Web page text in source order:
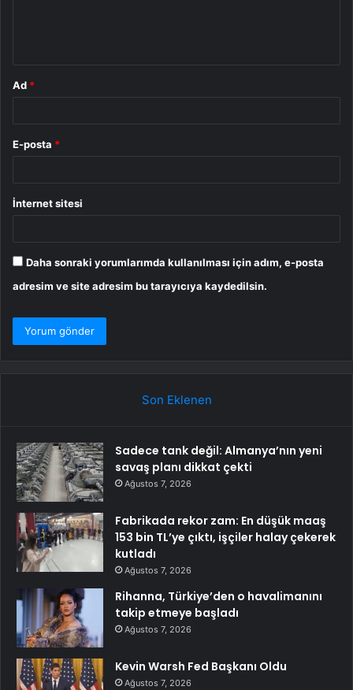
Ad *
E-posta *
İnternet sitesi
Daha sonraki yorumlarımda kullanılması için adım, e-posta
adresim ve site adresim bu tarayıcıya kaydedilsin.
Son Eklenen
Sadece tank değil: Almanya’nın yeni
savaş planı dikkat çekti
Ağustos 7, 2026
Fabrikada rekor zam: En düşük maaş
153 bin TL’ye çıktı, işçiler halay çekerek
kutladı
Ağustos 7, 2026
Rihanna, Türkiye’den o havalimanını
takip etmeye başladı
Ağustos 7, 2026
Kevin Warsh Fed Başkanı Oldu
Ağustos 7, 2026